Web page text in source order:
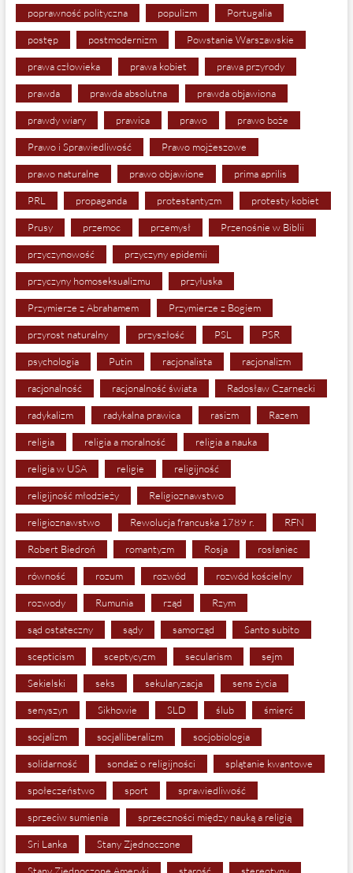
poprawność polityczna populizm Portugalia
postęp postmodernizm Powstanie Warszawskie
prawa człowieka prawa kobiet prawa przyrody
prawda prawda absolutna prawda objawiona
prawdy wiary prawica prawo prawo boże
Prawo i Sprawiedliwość Prawo mojżeszowe
prawo naturalne prawo objawione prima aprilis
PRL propaganda protestantyzm protesty kobiet
Prusy przemoc przemysł Przenośnie w Biblii
przyczynowość przyczyny epidemii
przyczyny homoseksualizmu przyłuska
Przymierze z Abrahamem Przymierze z Bogiem
przyrost naturalny przyszłość PSL PSR
psychologia Putin racjonalista racjonalizm
racjonalność racjonalność świata Radosław Czarnecki
radykalizm radykalna prawica rasizm Razem
religia religia a moralność religia a nauka
religia w USA religie religijność
religijność młodzieży Religioznawstwo
religioznawstwo Rewolucja francuska 1789 r. RFN
Robert Biedroń romantyzm Rosja rosłaniec
równość rozum rozwód rozwód kościelny
rozwody Rumunia rząd Rzym
sąd ostateczny sądy samorząd Santo subito
scepticism sceptycyzm secularism sejm
Sekielski seks sekularyzacja sens życia
senyszyn Sikhowie SLD ślub śmierć
socjalizm socjalliberalizm socjobiologia
solidarność sondaż o religijności splątanie kwantowe
społeczeństwo sport sprawiedliwość
sprzeciw sumienia sprzeczności między nauką a religią
Sri Lanka Stany Zjednoczone
Stany Zjednoczone Ameryki starość stereotypy